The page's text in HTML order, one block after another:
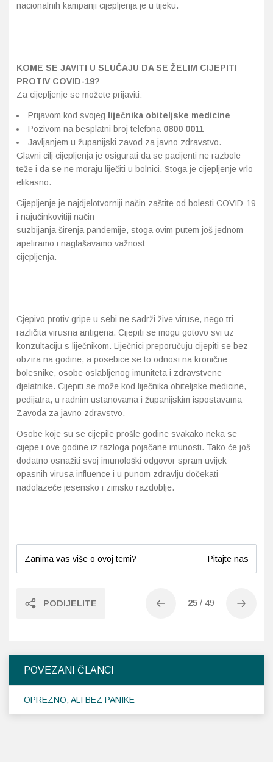
POVEZANI ČLANCI
OPREZNO, ALI BEZ PANIKE
nacionalnih kampanji cijepljenja je u tijeku.
KOME SE JAVITI U SLUČAJU DA SE ŽELIM CIJEPITI
PROTIV COVID-19?
Za cijepljenje se možete prijaviti:
Prijavom kod svojeg
liječnika obiteljske medicine
Pozivom na besplatni broj telefona 0800 0011
Javljanjem u županijski zavod za javno zdravstvo.
Glavni cilj cijepljenja je osigurati da se pacijenti ne razbole
teže i da se ne moraju liječiti u bolnici. Stoga je cijepljenje vrlo
efikasno.
Cijepljenje je najdjelotvorniji način zaštite od bolesti COVID-19
i najučinkovitiji način
suzbijanja širenja pandemije, stoga ovim putem još jednom
apeliramo i naglašavamo važnost
cijepljenja.
Cjepivo protiv gripe u sebi ne sadrži žive viruse, nego tri
različita virusna antigena. Cijepiti se mogu gotovo svi uz
konzultaciju s liječnikom. Liječnici preporučuju cijepiti se bez
obzira na godine, a posebice se to odnosi na kronične
bolesnike, osobe oslabljenog imuniteta i zdravstvene
djelatnike. Cijepiti se može kod liječnika obiteljske medicine,
pedijatra, u radnim ustanovama i županijskim ispostavama
Zavoda za javno zdravstvo.
Osobe koje su se cijepile prošle godine svakako neka se
cijepe i ove godine iz razloga pojačane imunosti. Tako će još
dodatno osnažiti svoj imunološki odgovor spram uvijek
opasnih virusa influence i u punom zdravlju dočekati
nadolazeće jesensko i zimsko razdoblje.
Zanima vas više o ovoj temi? Pitajte nas
PODIJELITE 25 / 49